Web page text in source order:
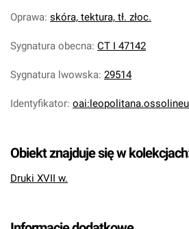
Oprawa: skóra, tektura, tł. złoc.
Sygnatura obecna: CT I 47142
Sygnatura lwowska: 29514
Identyfikator:
Obiekt znajduje się w
Druki XVII w.